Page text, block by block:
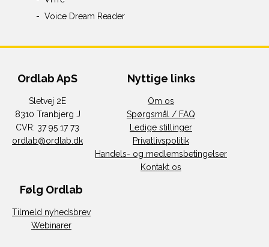
Voice Dream Reader
Ordlab ApS
Sletvej 2E
8310 Tranbjerg J
CVR: 37 95 17 73
ordlab@ordlab.dk
Nyttige links
Om os
Spørgsmål / FAQ
Ledige stillinger
Privatlivspolitik
Handels- og medlemsbetingelser
Kontakt os
Følg Ordlab
Tilmeld nyhedsbrev
Webinarer